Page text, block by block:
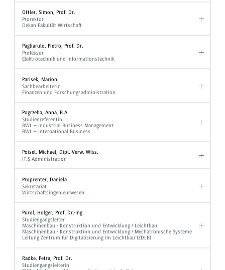
Ottler, Simon, Prof. Dr.
Prorektor
Dekan Fakultät Wirtschaft
Pagliarulo, Pietro, Prof. Dr.
Professor
Elektrotechnik und Informationstechnik
Parisek, Marion
Sachbearbeiterin
Finanzen und Forschungsadministration
Pogrzeba, Anna, B.A.
Studienreferentin
BWL – Industrial Business Management
BWL – International Business
Poisel, Michael, Dipl.-Verw. Wiss.
IT.S Administration
Proprenter, Daniela
Sekretariat
Wirtschaftsingenieurwesen
Purol, Holger, Prof. Dr.-Ing.
Studiengangsleiter
Maschinenbau - Konstruktion und Entwicklung / Leichtbau
Maschinenbau - Konstruktion und Entwicklung / Mechatronische Systeme
Leitung Zentrum für Digitalisierung im Leichtbau (ZDLB)
Radke, Petra, Prof. Dr.
Studiengangsleiterin